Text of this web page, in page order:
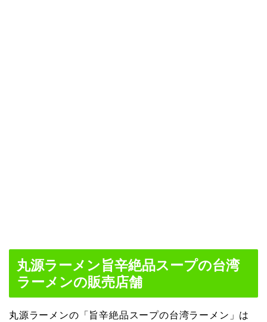
丸源ラーメン旨辛絶品スープの台湾
ラーメンの販売店舗
丸源ラーメンの「旨辛絶品スープの台湾ラーメン」は